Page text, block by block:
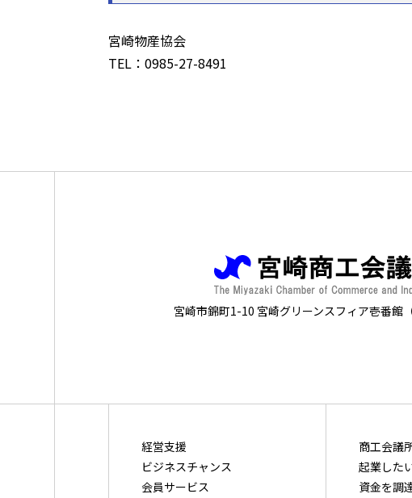
宮崎物産協会
TEL：0985-27-8491
宮崎市錦町1-10 宮崎グリーンスフィア壱番館
経営支援
ビジネスチャンス
会員サービス
商⼯会議
起業した
資⾦を調